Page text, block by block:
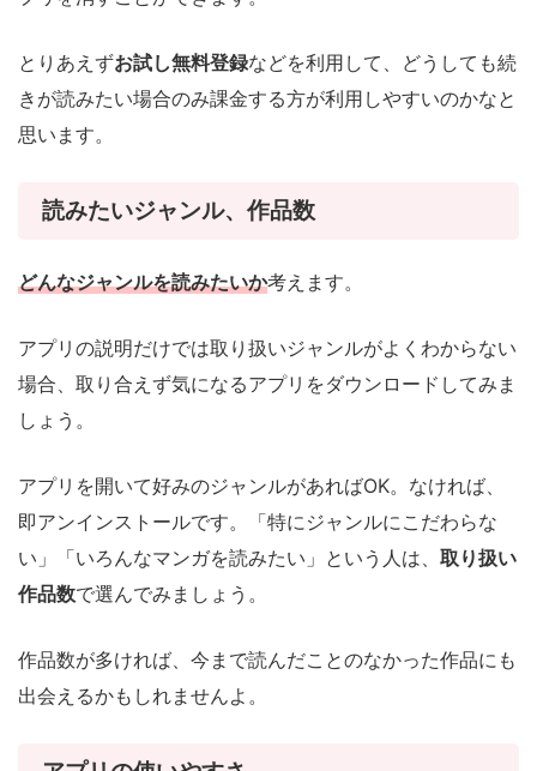
とりあえずお試し無料登録などを利用して、どうしても続
きが読みたい場合のみ課金する方が利用しやすいのかなと
思います。
読みたいジャンル、作品数
どんなジャンルを読みたいか考えます。
アプリの説明だけでは取り扱いジャンルがよくわからない
場合、取り合えず気になるアプリをダウンロードしてみま
しょう。
アプリを開いて好みのジャンルがあればOK。なければ、
即アンインストールです。「特にジャンルにこだわらな
い」「いろんなマンガを読みたい」という人は、 取り扱い
作品数で選んでみましょう。
作品数が多ければ、今まで読んだことのなかった作品にも
出会えるかもしれませんよ。